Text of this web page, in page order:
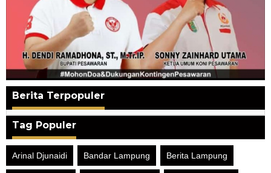
Berita Terpopuler
Tag Populer
Arinal Djunaidi Bandar Lampung Berita Lampung